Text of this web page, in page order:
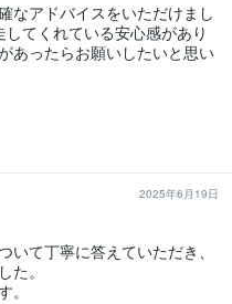
なアドバイスをいただけまし
てくれている安心感があり
あったらお願いしたいと思い
2025年6月19日
て丁寧に答えていただき、
た。
。